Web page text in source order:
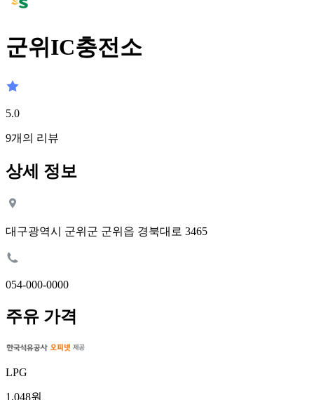
군위IC충전소
5.0
9개의 리뷰
상세 정보
대구광역시 군위군 군위읍 경북대로 3465
054-000-0000
주유 가격
LPG
1,048원